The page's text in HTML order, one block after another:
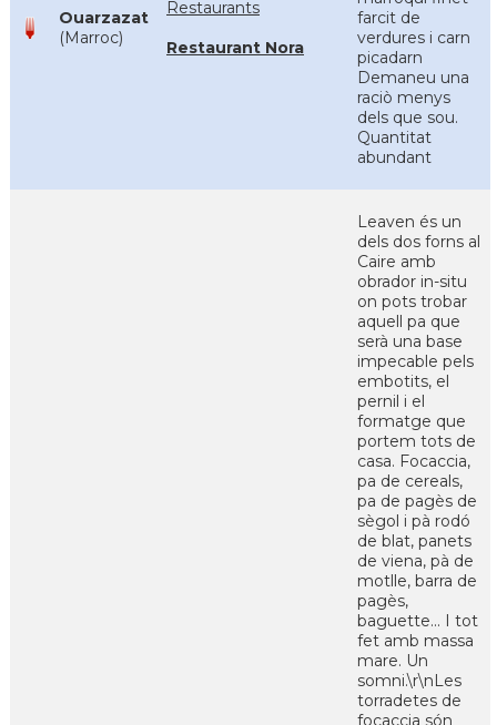
Ouarzazat
(Marroc)
Restaurants
Restaurant Nora
farcit de
verdures i carn
picadarn
Demaneu una
raciò menys
dels que sou.
Quantitat
abundant
Leaven és un
dels dos forns al
Caire amb
obrador in-situ
on pots trobar
aquell pa que
serà una base
impecable pels
embotits, el
pernil i el
formatge que
portem tots de
casa. Focaccia,
pa de cereals,
pa de pagès de
sègol i pà rodó
de blat, panets
de viena, pà de
motlle, barra de
pagès,
baguette... I tot
fet amb massa
mare. Un
somni.\r\nLes
torradetes de
focaccia són